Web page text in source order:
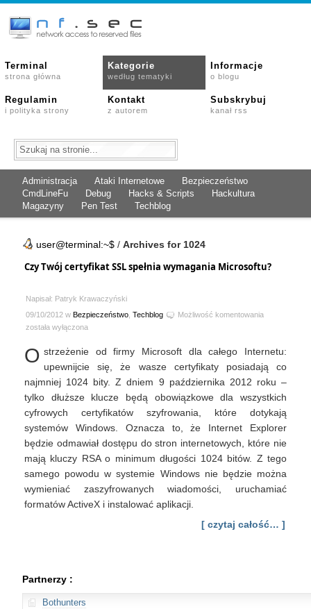
Terminal
strona główna
Kategorie
według tematyki
Informacje
o blogu
Regulamin
i polityka strony
Kontakt
z autorem
Subskrybuj
kanał rss
Administracja Ataki Internetowe
Bezpieczeństwo
CmdLineFu
Debug Hacks & Scripts
Hackultura
Magazyny
Pen Test Techblog
user@terminal:~$ / Archives for 1024
Czy Twój certyfikat SSL spełnia wymagania Microsoftu?
Napisał: Patryk Krawaczyński
09/10/2012 w Bezpieczeństwo Techblog Możliwość komentowania
SSL
spełnia
została wyłączona
O strzeżenie od firmy Microsoft dla całego Internetu:
upewnijcie się, że wasze certyfikaty posiadają co
najmniej 1024 bity. Z dniem 9 października 2012 roku –
tylko dłuższe klucze będą obowiązkowe dla wszystkich
cyfrowych certyfikatów szyfrowania, które dotykają
systemów Windows. Oznacza to, że Internet Explorer
będzie odmawiał dostępu do stron internetowych, które nie
mają kluczy RSA o minimum długości 1024 bitów. Z tego
samego powodu w systemie Windows nie będzie można
wymieniać zaszyfrowanych wiadomości, uruchamiać
formatów ActiveX i instalować aplikacji.
[ czytaj całość… ]
Partnerzy :
Bothunters